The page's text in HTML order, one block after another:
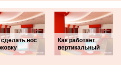
сделать нос
Как работает
вертикальный